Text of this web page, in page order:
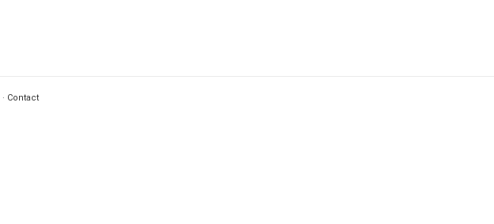
· Contact